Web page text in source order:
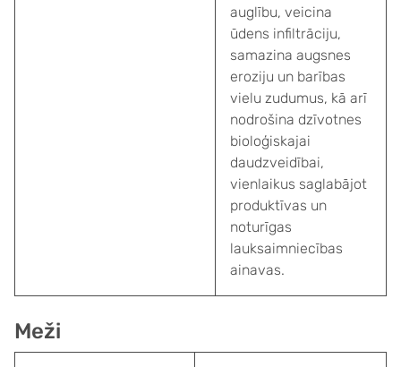
auglību, veicina
ūdens infiltrāciju,
samazina augsnes
eroziju un barības
vielu zudumus, kā arī
nodrošina dzīvotnes
bioloģiskajai
daudzveidībai,
vienlaikus saglabājot
produktīvas un
noturīgas
lauksaimniecības
ainavas.
Meži